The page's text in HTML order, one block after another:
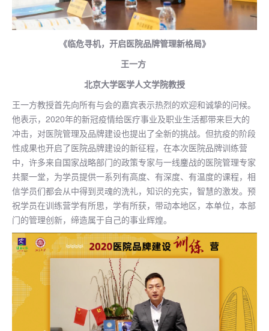
《临危寻机，开启医院品牌管理新格局》
王一方
北京大学医学人文学院教授
王一方教授首先向所有与会的嘉宾表示热烈的欢迎和诚挚的问候。
他表示，2020年的新冠疫情给医疗事业及职业生活都带来巨大的
冲击，对医院管理及品牌建设也提出了全新的挑战。但抗疫的阶段
性成果也开启了医院品牌建设的新征程，在本次医院品牌训练营
中，许多来自国家战略部门的政策专家与一线鏖战的医院管理专家
共聚一堂，为学员提供一系列有高度、有深度、有温度的课程，相
信学员们都会从中得到灵魂的洗礼，知识的充实，智慧的激发。预
祝学员在训练营学有所思，学有所获，带动本地区，本单位，本部
门的管理创新，缔造属于自己的事业辉煌。